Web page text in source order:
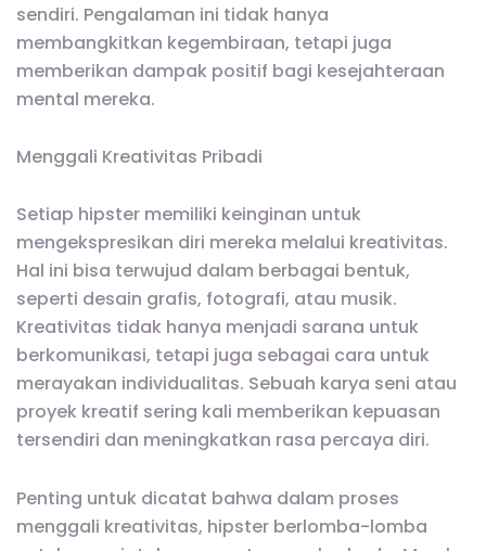
sendiri. Pengalaman ini tidak hanya
membangkitkan kegembiraan, tetapi juga
memberikan dampak positif bagi kesejahteraan
mental mereka.
Menggali Kreativitas Pribadi
Setiap hipster memiliki keinginan untuk
mengekspresikan diri mereka melalui kreativitas.
Hal ini bisa terwujud dalam berbagai bentuk,
seperti desain grafis, fotografi, atau musik.
Kreativitas tidak hanya menjadi sarana untuk
berkomunikasi, tetapi juga sebagai cara untuk
merayakan individualitas. Sebuah karya seni atau
proyek kreatif sering kali memberikan kepuasan
tersendiri dan meningkatkan rasa percaya diri.
Penting untuk dicatat bahwa dalam proses
menggali kreativitas, hipster berlomba-lomba